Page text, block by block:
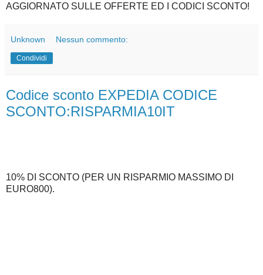
AGGIORNATO SULLE OFFERTE ED I CODICI SCONTO!
Unknown Nessun commento:
Condividi
Codice sconto EXPEDIA CODICE
SCONTO:RISPARMIA10IT
10% DI SCONTO (PER UN RISPARMIO MASSIMO DI
EURO800).